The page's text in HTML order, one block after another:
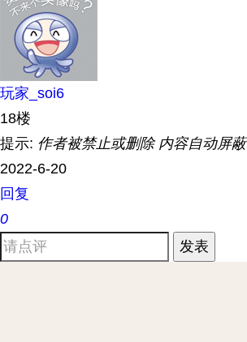
玩家_soi6
18楼
提示: 作者被禁止或删除 内容自动屏蔽
2022-6-20
回复
0
发表